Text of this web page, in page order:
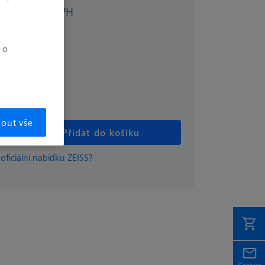
bez DPH
Přidat do košíku
nabídku ZEISS?
o
vše